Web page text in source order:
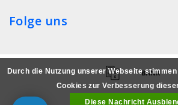
Folge uns
Durch die Nutzung unserer Webseite
Cookies zur Verbesserung
Diese Nachricht